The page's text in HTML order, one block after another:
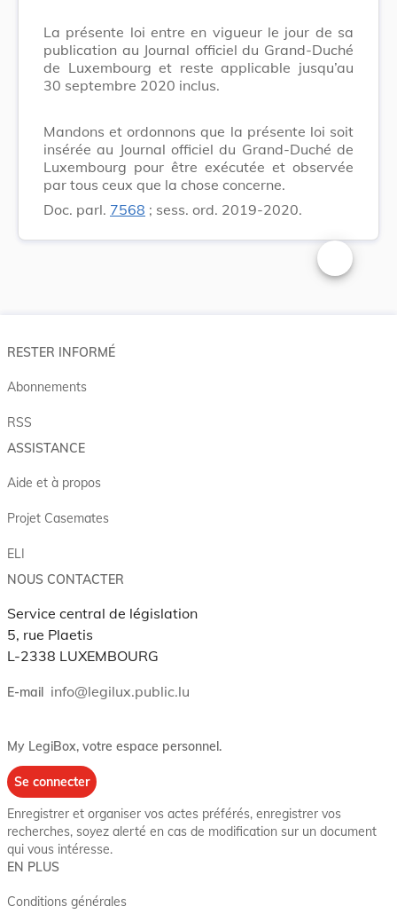
La présente loi entre en vigueur le jour de sa
publication au Journal officiel du Grand-Duché
de Luxembourg et reste applicable jusqu’au
30 septembre 2020 inclus.
Mandons et ordonnons que la présente loi soit
insérée au Journal officiel du Grand-Duché de
Luxembourg pour être exécutée et observée
par tous ceux que la chose concerne.
Doc. parl. 7568 ; sess. ord. 2019-2020.
Changer la
RESTER INFORMÉ
Abonnements
RSS
ASSISTANCE
Aide et à propos
Projet Casemates
ELI
NOUS CONTACTER
Service central de législation
5, rue Plaetis
L-2338 LUXEMBOURG
E-mail info@legilux.public.lu
My LegiBox, votre espace personnel.
Se connecter
Enregistrer et organiser vos actes préférés, enregistrer vos
recherches, soyez alerté en cas de modification sur un document
qui vous intéresse.
EN PLUS
Conditions générales